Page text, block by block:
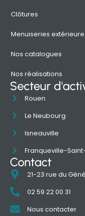
Clôtures
Menuiseries
Nos catalogues
Nos réalisations
Secteur
Rouen
Le Neubourg
Isneauville
Franqueville-
Contact
21-23 rue du
02 59 22 00 31
Nous contacter